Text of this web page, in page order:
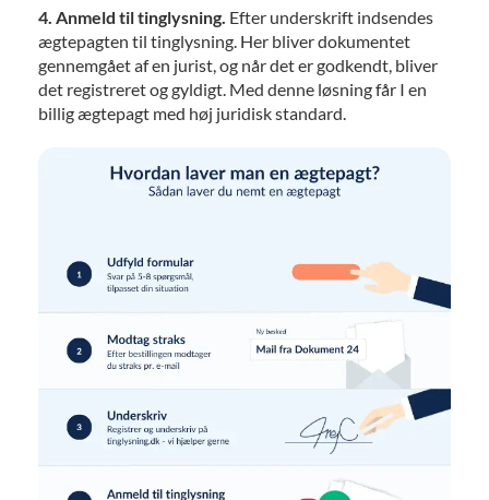
4. Anmeld til tinglysning. Efter underskrift indsendes
ægtepagten til tinglysning. Her bliver dokumentet
gennemgået af en jurist, og når det er godkendt, bliver
det registreret og gyldigt. Med denne løsning får I en
billig ægtepagt med høj juridisk standard.